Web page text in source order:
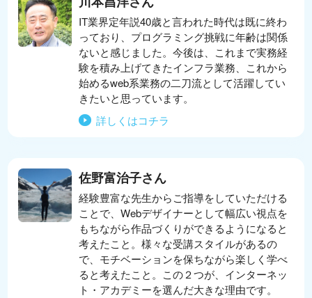
IT業界定年説40歳と言われた時代は既に終わ
っており、プログラミング挑戦に年齢は関係
ないと感じました。今後は、これまで実務経
験を積み上げてきたインフラ業務、これから
始めるweb系業務の二刀流として活躍してい
きたいと思っています。
詳しくはコチラ
佐野富治子さん
経験豊富な先生からご指導をしていただける
ことで、Webデザイナーとして幅広い視点を
もちながら作品づくりができるようになると
考えたこと。様々な受講スタイルがあるの
で、モチベーションを保ちながら楽しく学べ
ると考えたこと。この２つが、インターネッ
ト・アカデミーを選んだ大きな理由です。